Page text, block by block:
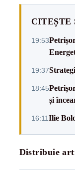
CITEȘTE
19:53
19:37
18:45
și
16:11Ilie
Distribuie